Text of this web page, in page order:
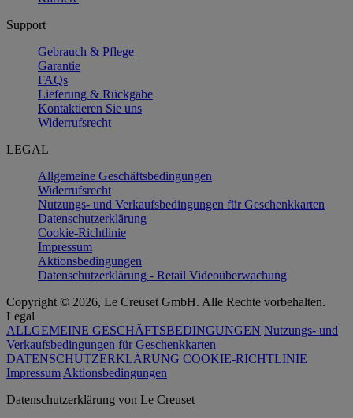
Support
Gebrauch & Pflege
Garantie
FAQs
Lieferung & Rückgabe
Kontaktieren Sie uns
Widerrufsrecht
LEGAL
Allgemeine Geschäftsbedingungen
Widerrufsrecht
Nutzungs- und Verkaufsbedingungen für Geschenkkarten
Datenschutzerklärung
Cookie-Richtlinie
Impressum
Aktionsbedingungen
Datenschutzerklärung - Retail Videoüberwachung
Copyright © 2026, Le Creuset GmbH. Alle Rechte vorbehalten.
Legal
ALLGEMEINE GESCHÄFTSBEDINGUNGEN Nutzungs- und
Verkaufsbedingungen für Geschenkkarten
DATENSCHUTZERKLÄRUNG COOKIE-RICHTLINIE
Impressum Aktionsbedingungen
Datenschutz­erklärung von Le Creuset